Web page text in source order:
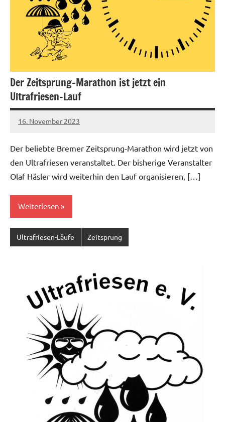
Der Zeitsprung-Marathon ist jetzt ein
Ultrafriesen-Lauf
16. November 2023
admin
Keine
Der beliebte Bremer Zeitsprung-Marathon wird jetzt von
den Ultrafriesen veranstaltet. Der bisherige Veranstalter
Olaf Häsler wird weiterhin den Lauf organisieren, […]
Weiterlesen
Ultrafriesen-Läufe Zeitsprung